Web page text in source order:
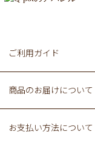
ご利用ガイド
商品のお届けについて
お支払い方法について